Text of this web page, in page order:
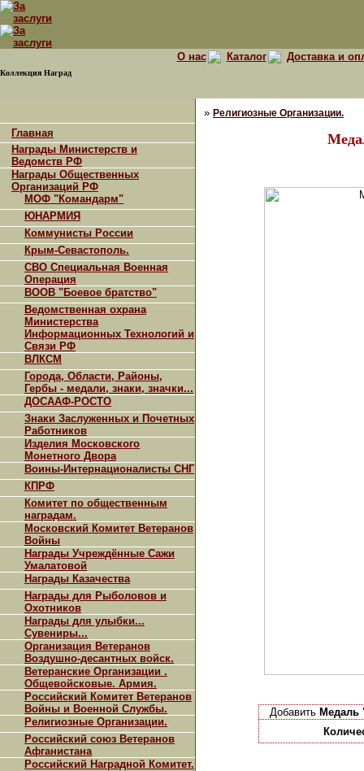
Коллекция Наград
О нас Каталог Доставка и
Главная
Награды Министерств и
Ведомств РФ
Награды Общественных
Организаций РФ
МОФ "Командарм"
ЮНАРМИЯ
Коммунисты России
Крым-Севастополь.
СВО Специальная Военная
Операция
ВООВ "Боевое братство"
Ведомственная охрана
Министерства
Информационных Технологий и
Связи РФ
ВЛКСМ
Города, Области, Районы,
Гербы - медали, знаки, значки...
ДОСААФ-РОСТО
Знаки Заслуженных и Почетных
Работников
Изделия Московского
Монетного Двора
Воины-Интернационалисты СНГ
КПРФ
Комитет по общественным
наградам.
Московский Комитет Ветеранов
Войны
Награды Учреждённые Сажи
Умалатовой
Награды Казачества
Награды для Рыболовов и
Охотников
Награды для улыбки...
Сувениры...
Организация Ветеранов
Воздушно-десантных войск.
Ветеранские Организации .
Общевойсковые. Армия.
Российский Комитет Ветеранов
Войны и Военной Службы.
Религиозные Организации.
Российский союз Ветеранов
Афганистана
Российский Наградной Комитет.
» Религиозные Организации.
Добавить Медаль